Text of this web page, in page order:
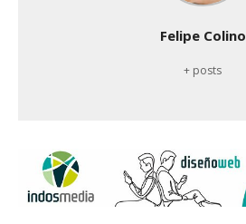
Felipe Colino
+ posts